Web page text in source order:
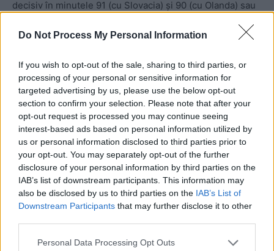
Do Not Process My Personal Information
If you wish to opt-out of the sale, sharing to third parties, or
processing of your personal or sensitive information for
targeted advertising by us, please use the below opt-out
section to confirm your selection. Please note that after your
opt-out request is processed you may continue seeing
interest-based ads based on personal information utilized by
us or personal information disclosed to third parties prior to
your opt-out. You may separately opt-out of the further
disclosure of your personal information by third parties on the
IAB’s list of downstream participants. This information may
also be disclosed by us to third parties on the IAB’s List of
Downstream Participants that may further disclose it to other
Personal Data Processing Opt Outs
decisiv în minutele 91 (cu Slovacia) și 90 (cu Olanda) sau
ad